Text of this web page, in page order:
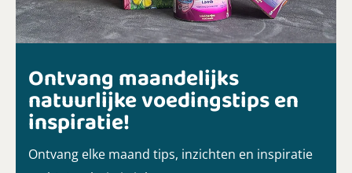
Ontvang maandelijks
natuurlijke voedingstips en
inspiratie!
Ontvang elke maand tips, inzichten en inspiratie